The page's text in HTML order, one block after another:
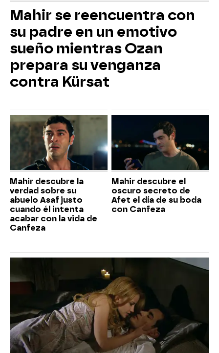
Mahir se reencuentra con
su padre en un emotivo
sueño mientras Ozan
prepara su venganza
contra Kürsat
Mahir descubre la
verdad sobre su
abuelo Asaf justo
cuando él intenta
acabar con la vida de
Canfeza
Mahir descubre el
oscuro secreto de
Afet el día de su boda
con Canfeza